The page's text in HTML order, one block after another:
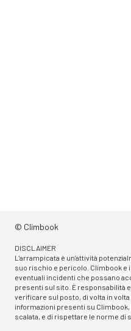
© Climbook
DISCLAIMER
L'arrampicata è un'attività
suo rischio e pericolo. Climbook e
eventuali incidenti che possano
presenti sul sito. È responsabilità
verificare sul posto, di volta in
informazioni presenti su
scalata, e di rispettare le norme di